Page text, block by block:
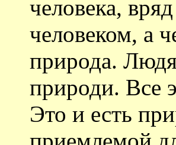
человека,
человеком, а
природа.
природи. Все
Это и есть